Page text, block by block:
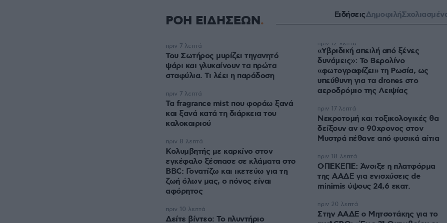
ΡΟΗ ΕΙΔΗΣΕΩΝ ΕιδήσειςΔημοφιλή
Του Σωτήρος μυρίζει τηγανητό
ψάρι και γλυκαίνουν τα πρώτα
σταφύλια. Τι λέει η παράδοση
πριν 7 λεπτά
Τα fragrance mist που φοράω ξανά
και ξανά κατά τη διάρκεια του
καλοκαιριού
πριν 7 λεπτά
Κολυμβητής με καρκίνο στον
εγκέφαλο ξέσπασε σε κλάματα στο
BBC: Γονατίζω και ικετεύω για τη
ζωή όλων μας, ο πόνος είναι
αφόρητος
πριν 8 λεπτά
Δείτε βίντεο: Το πλυντήριο
πριν 10 λεπτά
«Υβριδική απειλή από ξένες
δυνάμεις»: Το Βερολίνο
«φωτογραφίζει» τη Ρωσία, ως
υπεύθυνη για τα drones στο
αεροδρόμιο της Λειψίας
πριν 12 λεπτά
Νεκροτομή και τοξικολογικές θα
δείξουν αν ο 90χρονος στον
Μυστρά πέθανε από φυσικά αίτια
πριν 17 λεπτά
ΟΠΕΚΕΠΕ: Άνοιξε η πλατφόρμα
της ΑΑΔΕ για ενισχύσεις de
minimis ύψους 24,6 εκατ.
πριν 18 λεπτά
Στην ΑΑΔΕ ο Μητσοτάκης για το
πριν 20 λεπτά